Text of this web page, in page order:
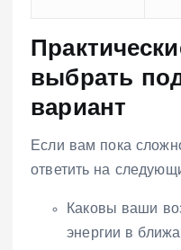
выбрать
вариант
Если вам пока
ответить на
Каковы ваши
энергии в